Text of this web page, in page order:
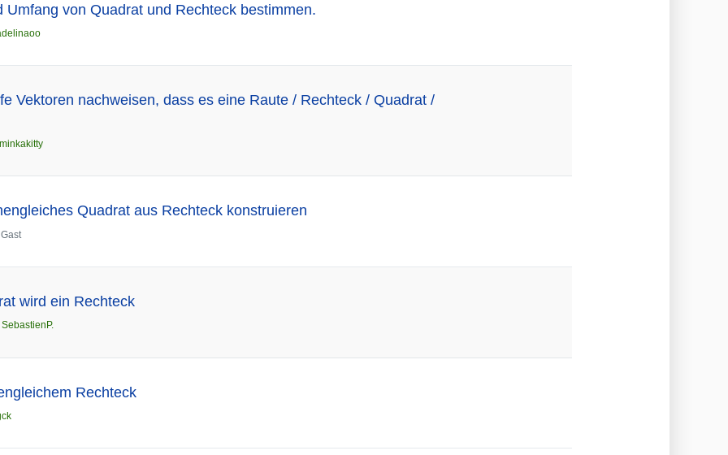
Umfang von Quadrat und Rechteck bestimmen.
Vektoren nachweisen, dass es eine Raute / Rechteck / Quadrat /
minkakitty
Quadrat aus Rechteck konstruieren
Gast
wird ein Rechteck
SebastienP.
Rechteck